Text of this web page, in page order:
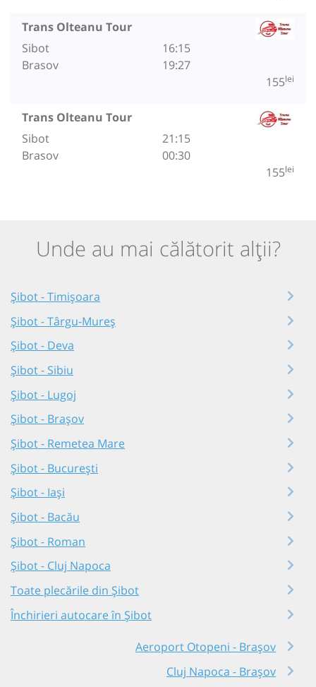
Trans Olteanu Tour
Sibot
Brasov
16:15
19:27
155lei
Trans Olteanu Tour
Sibot
Brasov
21:15
00:30
155lei
Unde au mai călătorit alții?
Șibot - Timișoara
Șibot - Târgu-Mureș
Șibot - Deva
Șibot - Sibiu
Șibot - Lugoj
Șibot - Brașov
Șibot - Remetea Mare
Șibot - București
Șibot - Iași
Șibot - Bacău
Șibot - Roman
Șibot - Cluj Napoca
Toate plecările din Șibot
Închirieri autocare în Șibot
Aeroport Otopeni - Brașov
Cluj Napoca - Brașov